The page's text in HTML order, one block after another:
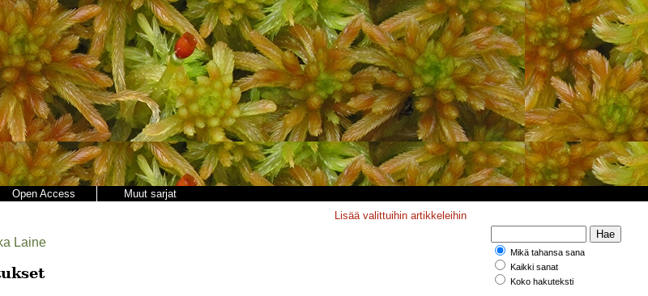
Open Access Muut sarjat
Lisää valittuihin artikkeleihin
Laine
Mikä tahansa sana
Kaikki sanat
Koko hakuteksti